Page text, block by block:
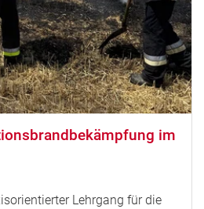
im
Lehrgang für die